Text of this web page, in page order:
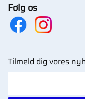
Følg os
Tilmeld dig vores